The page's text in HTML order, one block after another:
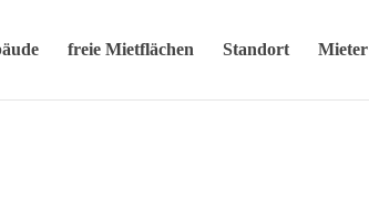
freie Mietflächen Standort Mieter